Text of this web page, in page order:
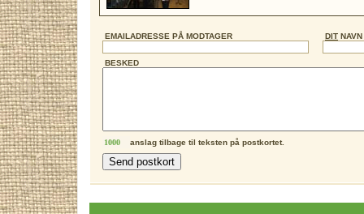
EMAILADRESSE PÅ MODTAGER DIT NAVN
BESKED
anslag tilbage til teksten på postkortet.